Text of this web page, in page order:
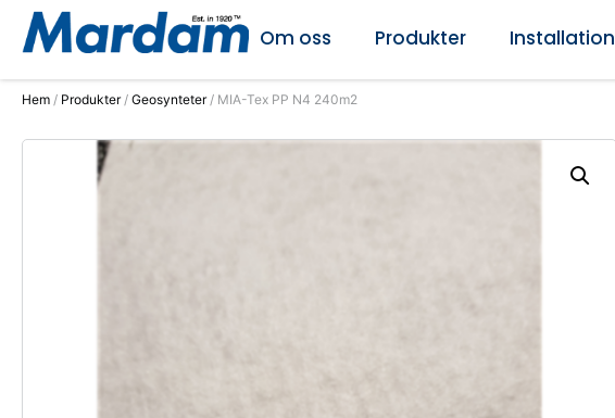
Om oss Produkter Installation
Hem / Produkter/ Geosynteter/ MIA-Tex PP N4 240m2